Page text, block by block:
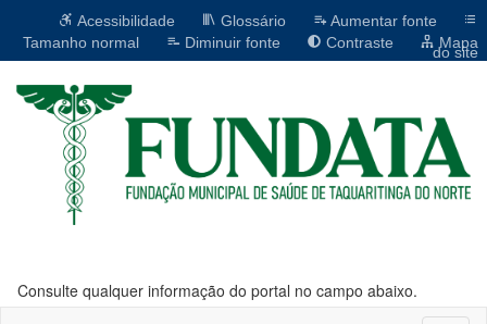
Acessibilidade Glossário
Aumentar fonte
Tamanho normal
Diminuir fonte Contraste Mapa
do site
Consulte qualquer informação do portal no campo abaixo.